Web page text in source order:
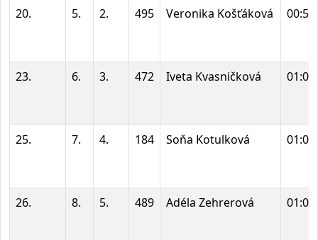
20. 5. 2. 495 Veronika Košťáková
23. 6. 3. 472 Iveta Kvasničková
25. 7. 4. 184 Soňa Kotulková
26. 8. 5. 489 Adéla Zehrerová